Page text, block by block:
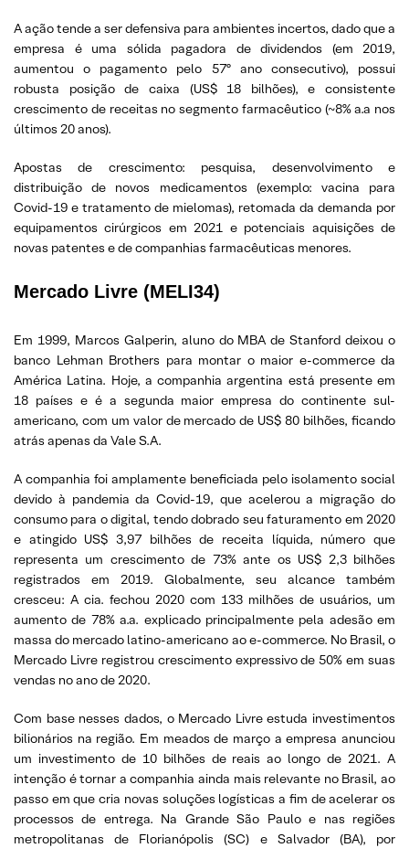
A ação tende a ser defensiva para ambientes incertos, dado que a
empresa é uma sólida pagadora de dividendos (em 2019,
aumentou o pagamento pelo 57º ano consecutivo), possui
robusta posição de caixa (US$ 18 bilhões), e consistente
crescimento de receitas no segmento farmacêutico (~8% a.a nos
últimos 20 anos).
Apostas de crescimento: pesquisa, desenvolvimento e
distribuição de novos medicamentos (exemplo: vacina para
Covid-19 e tratamento de mielomas), retomada da demanda por
equipamentos cirúrgicos em 2021 e potenciais aquisições de
novas patentes e de companhias farmacêuticas menores.
Mercado Livre (MELI34)
Em 1999, Marcos Galperin, aluno do MBA de Stanford deixou o
banco Lehman Brothers para montar o maior e-commerce da
América Latina. Hoje, a companhia argentina está presente em
18 países e é a segunda maior empresa do continente sul-
americano, com um valor de mercado de US$ 80 bilhões, ficando
atrás apenas da Vale S.A.
A companhia foi amplamente beneficiada pelo isolamento social
devido à pandemia da Covid-19, que acelerou a migração do
consumo para o digital, tendo dobrado seu faturamento em 2020
e atingido US$ 3,97 bilhões de receita líquida, número que
representa um crescimento de 73% ante os US$ 2,3 bilhões
registrados em 2019. Globalmente, seu alcance também
cresceu: A cia. fechou 2020 com 133 milhões de usuários, um
aumento de 78% a.a. explicado principalmente pela adesão em
massa do mercado latino-americano ao e-commerce. No Brasil, o
Mercado Livre registrou crescimento expressivo de 50% em suas
vendas no ano de 2020.
Com base nesses dados, o Mercado Livre estuda investimentos
bilionários na região. Em meados de março a empresa anunciou
um investimento de 10 bilhões de reais ao longo de 2021. A
intenção é tornar a companhia ainda mais relevante no Brasil, ao
passo em que cria novas soluções logísticas a fim de acelerar os
processos de entrega. Na Grande São Paulo e nas regiões
metropolitanas de Florianópolis (SC) e Salvador (BA), por